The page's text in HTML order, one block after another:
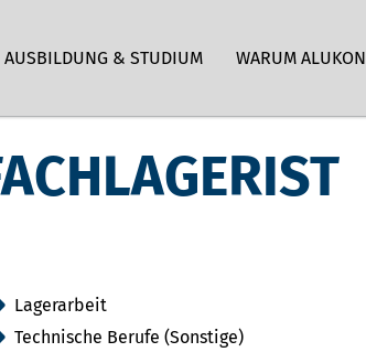
AUSBILDUNG & STUDIUM WARUM ALUKON
Lagerarbeit
Technische Berufe (Sonstige)